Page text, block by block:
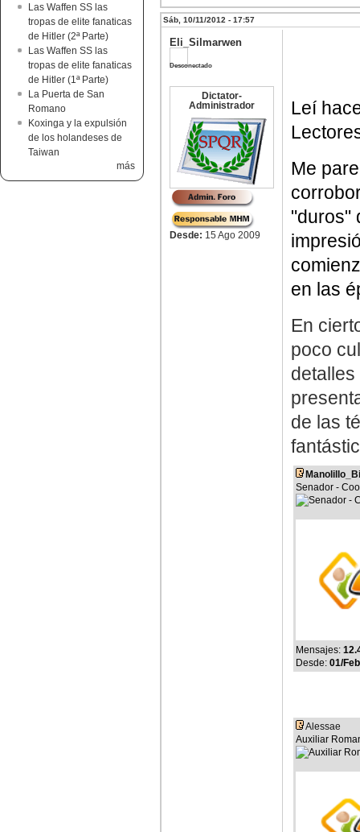
Las Waffen SS las
tropas de elite fanaticas
de Hitler (2ª Parte)
Las Waffen SS las
tropas de elite fanaticas
de Hitler (1ª Parte)
La Puerta de San
Romano
Koxinga y la expulsión
de los holandeses de
Taiwan
más
Sáb, 10/11/2012 - 17:57
Eli_Silmarwen
Desconectado
Dictator-
Administrador
Desde: 15 Ago 2009
Leí
Me
"duros"
en las
En
poco
de las
Senador -
Mensajes:
Desde: 01/
Alessae
Auxiliar